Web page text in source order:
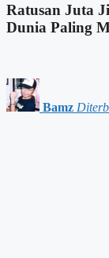
Ratusan Juta
Dunia Paling
Bamz